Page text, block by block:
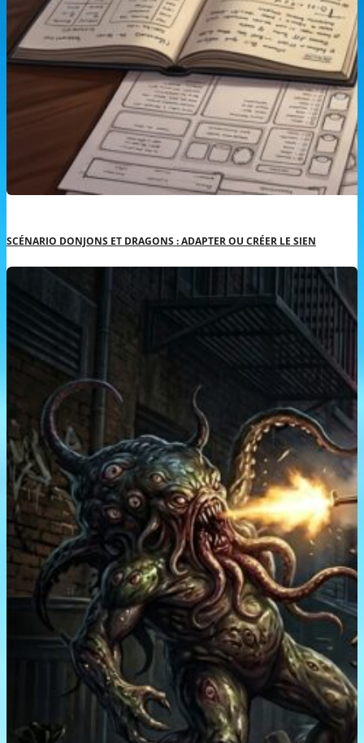
SCÉNARIO DONJONS ET DRAGONS : ADAPTER OU CRÉER LE SIEN